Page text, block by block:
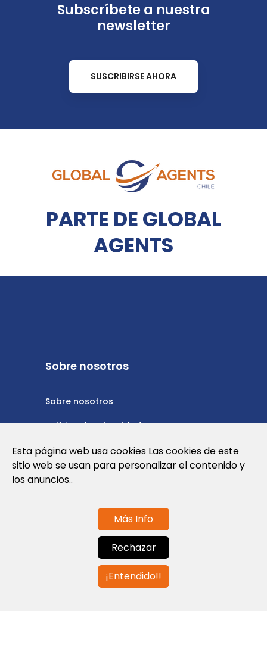
Subscríbete a nuestra
newsletter
SUSCRIBIRSE AHORA
PARTE DE GLOBAL
AGENTS
Sobre nosotros
Sobre nosotros
Política de privacidad
Política de cookies
Nota Legal y Condiciones de Uso de la
Contáctanos
info@globalagents.net
Esta página web usa cookies Las cookies de este
sitio web se usan para personalizar el contenido y
los anuncios..
Más Info
Rechazar
¡Entendido!!